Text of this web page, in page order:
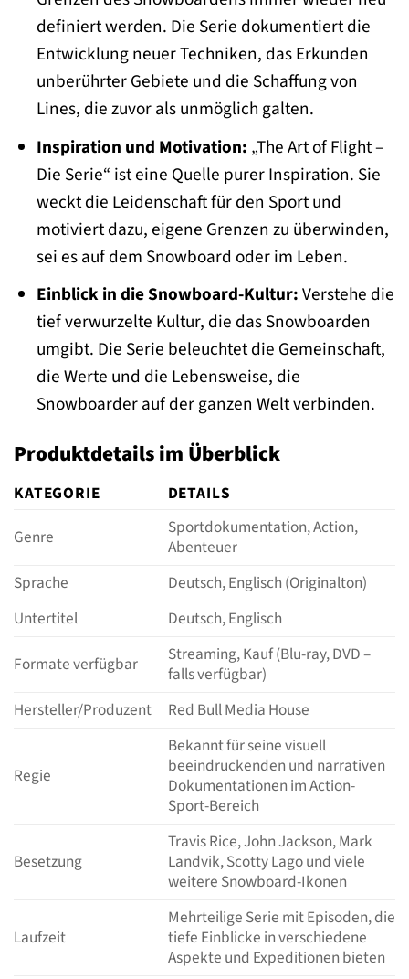
definiert werden. Die Serie dokumentiert die
Entwicklung neuer Techniken, das Erkunden
unberührter Gebiete und die Schaffung von
Lines, die zuvor als unmöglich galten.
Inspiration und Motivation: „The Art of Flight –
Die Serie“ ist eine Quelle purer Inspiration. Sie
weckt die Leidenschaft für den Sport und
motiviert dazu, eigene Grenzen zu überwinden,
sei es auf dem Snowboard oder im Leben.
Einblick in die Snowboard-Kultur:Verstehe die
tief verwurzelte Kultur, die das Snowboarden
umgibt. Die Serie beleuchtet die Gemeinschaft,
die Werte und die Lebensweise, die
Snowboarder auf der ganzen Welt verbinden.
Produktdetails im Überblick
KATEGORIE
DETAILS
Genre
Sportdokumentation, Action,
Abenteuer
Sprache
Deutsch, Englisch (Originalton)
Untertitel
Deutsch, Englisch
Formate verfügbar
Streaming, Kauf (Blu-ray, DVD –
falls verfügbar)
Hersteller/Produzent
Red Bull Media House
Regie
Bekannt für seine visuell
beeindruckenden und narrativen
Dokumentationen im Action-
Sport-Bereich
Besetzung
Travis Rice, John Jackson, Mark
Landvik, Scotty Lago und viele
weitere Snowboard-Ikonen
Laufzeit
Mehrteilige Serie mit Episoden, die
tiefe Einblicke in verschiedene
Aspekte und Expeditionen bieten